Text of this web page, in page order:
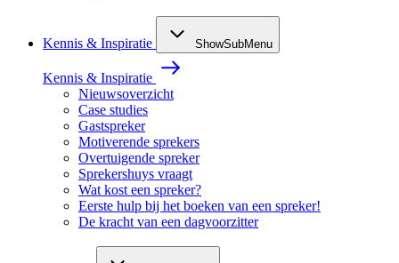
Kennis & Inspiratie ShowSubMenu
Kennis & Inspiratie
Nieuwsoverzicht
Case studies
Gastspreker
Motiverende sprekers
Overtuigende spreker
Sprekershuys vraagt
Wat kost een spreker?
Eerste hulp bij het boeken van een spreker!
De kracht van een dagvoorzitter